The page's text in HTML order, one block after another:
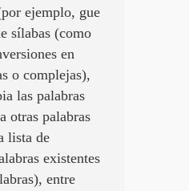
ejemplo, gue
sílabas (como
en
o complejas),
las palabras
otras palabras
lista de
existentes
entre